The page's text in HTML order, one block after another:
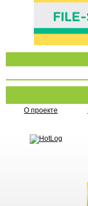
О проекте